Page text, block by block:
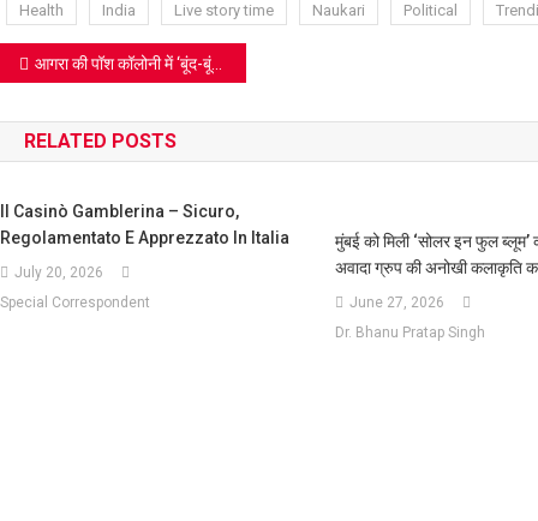
Wish
List
Health India Live story time Naukari Political
Post
navigation
आगरा की पॉश कॉलोनी में ‘बूंद-बूंद’ के लिए संघर्ष: बाग फरजाना में महीनों से ठप जलापूर्ति, पानी खरीदने को मजबूर हैं परिवार
RELATED POSTS
Il Casinò Gamblerina – Sicuro,
Regolamentato E Apprezzato In Italia
July 20, 2026
Special Correspondent
मुंबई को मिली ‘सोलर इन फुल ब्लूम’
अवादा ग्रुप की अनोखी कलाकृति
June 27, 2026
Dr. Bhanu Pratap Singh